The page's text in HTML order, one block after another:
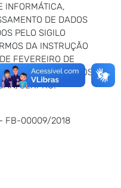
INFORMÁTICA,
DE DADOS
PELO SIGILO
DA INSTRUÇÃO
FEVEREIRO DE
DADOS, MANTIDOS
SERPRO.
- FB-00009/2018